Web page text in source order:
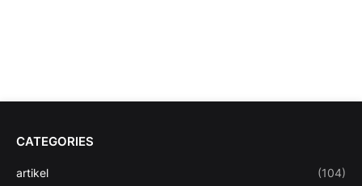
CATEGORIES
artikel (104)